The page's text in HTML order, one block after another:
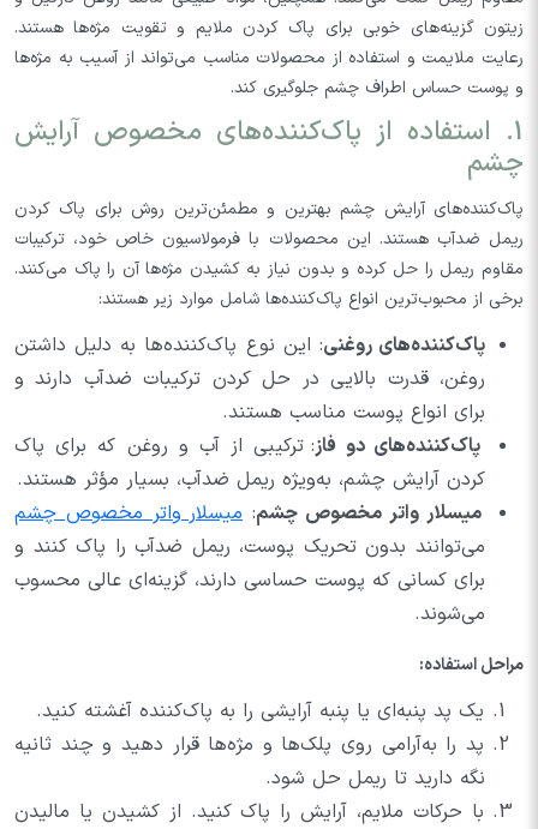
زیتون گزینه‌های خوبی برای پاک کردن ملایم و تقویت مژه‌ها هستند.
رعایت ملایمت و استفاده از محصولات مناسب می‌تواند از آسیب به مژه‌ها
و پوست حساس اطراف چشم جلوگیری کند.
1. استفاده از پاک‌کننده‌های مخصوص آرایش
چشم
پاک‌کننده‌های آرایش چشم بهترین و مطمئن‌ترین روش برای پاک کردن
ریمل ضد‌آب هستند. این محصولات با فرمولاسیون خاص خود، ترکیبات
مقاوم ریمل را حل کرده و بدون نیاز به کشیدن مژه‌ها آن را پاک می‌کنند.
برخی از محبوب‌ترین انواع پاک‌کننده‌ها شامل موارد زیر هستند:
پاک‌کننده‌های روغنی: این نوع پاک‌کننده‌ها به دلیل داشتن
روغن، قدرت بالایی در حل کردن ترکیبات ضد‌آب دارند و
برای انواع پوست مناسب هستند.
پاک‌کننده‌های دو فاز: ترکیبی از آب و روغن که برای پاک
کردن آرایش چشم، به‌ویژه ریمل ضد‌آب، بسیار مؤثر هستند.
میسلار واتر مخصوص چشم: میسلار واتر مخصوص چشم
می‌توانند بدون تحریک پوست، ریمل ضد‌آب را پاک کنند و
برای کسانی که پوست حساسی دارند، گزینه‌ای عالی محسوب
می‌شوند.
مراحل استفاده:
یک پد پنبه‌ای یا پنبه آرایشی را به پاک‌کننده آغشته کنید.
پد را به‌آرامی روی پلک‌ها و مژه‌ها قرار دهید و چند ثانیه
نگه دارید تا ریمل حل شود.
با حرکات ملایم، آرایش را پاک کنید. از کشیدن یا مالیدن